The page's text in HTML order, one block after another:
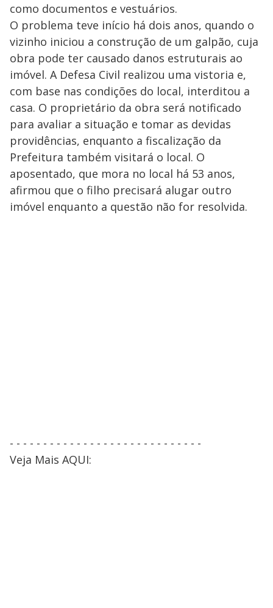
como documentos e vestuários.
O problema teve início há dois anos, quando o
vizinho iniciou a construção de um galpão, cuja
obra pode ter causado danos estruturais ao
imóvel. A Defesa Civil realizou uma vistoria e,
com base nas condições do local, interditou a
casa. O proprietário da obra será notificado
para avaliar a situação e tomar as devidas
providências, enquanto a fiscalização da
Prefeitura também visitará o local. O
aposentado, que mora no local há 53 anos,
afirmou que o filho precisará alugar outro
imóvel enquanto a questão não for resolvida.
- - - - - - - - - - - - - - - - - - - - - - - - - - - - -
Veja Mais AQUI: